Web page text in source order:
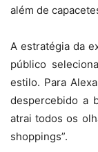
além de
A estratégia da
público
estilo. Para
despercebido a
atrai todos os
shoppings”.